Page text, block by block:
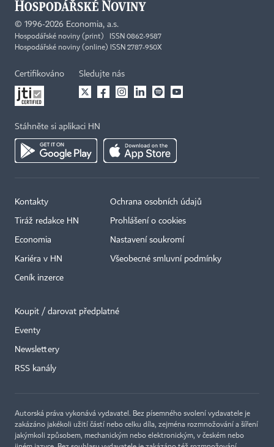
© 1996-2026 Economia, a.s.
Hospodářské noviny (print) ISSN 0862-9587
Hospodářské noviny (online) ISSN 2787-950X
Certifikováno Sledujte nás
Stáhněte si aplikaci HN
Kontakty
Tiráž redakce HN
Economia
Kariéra v HN
Ceník inzerce
Ochrana osobních údajů
Prohlášení o cookies
Nastavení soukromí
Všeobecné smluvní podmínky
Koupit / darovat předplatné
Eventy
Newslettery
RSS kanály
Autorská práva vykonává vydavatel. Bez písemného svolení vydavatele je
zakázáno jakékoli užití částí nebo celku díla, zejména rozmnožování a šíření
jakýmkoli způsobem, mechanickým nebo elektronickým, v českém nebo